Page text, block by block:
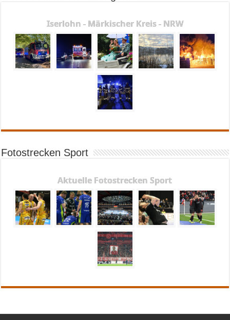
Iserlohn - Märkischer Kreis - NRW
Fotostrecken Sport
Aktuelle Fotostrecken Sport